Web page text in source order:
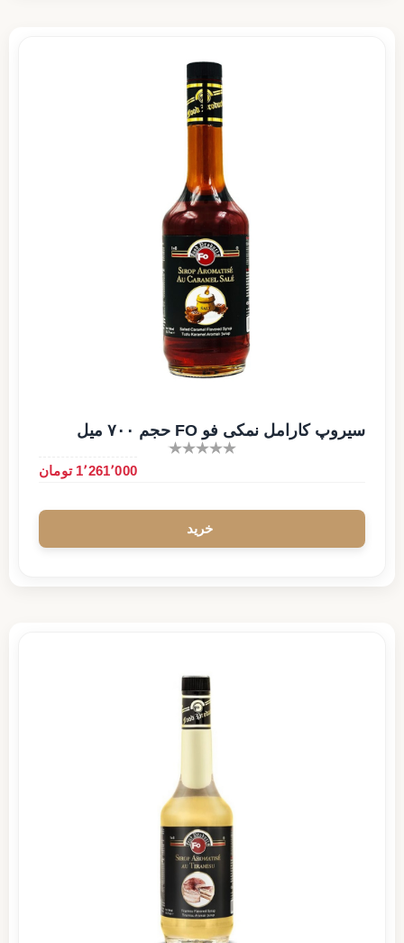
سیروپ کارامل نمکی فو FO حجم ۷۰۰ میل
1٬261٬000 تومان